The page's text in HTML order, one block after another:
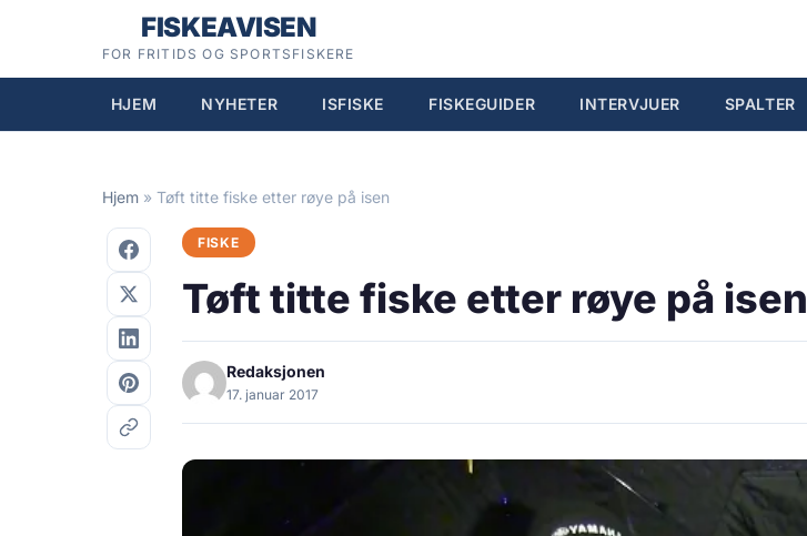
FISKEAVISEN
FOR FRITIDS OG SPORTSFISKERE
HJEM NYHETER ISFISKE FISKEGUIDER INTERVJUER SPALTER
Hjem » Tøft titte fiske etter røye på isen
FISKE
Tøft titte fiske etter røye på isen
Redaksjonen
17. januar 2017